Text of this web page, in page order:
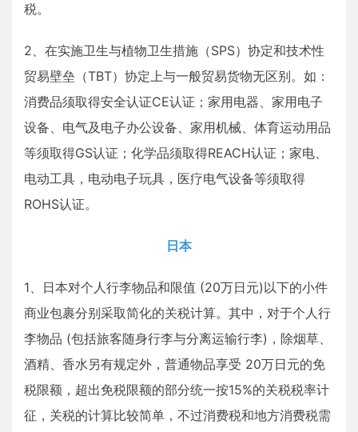
税。
2、在实施卫生与植物卫生措施（SPS）协定和技术性
贸易壁垒（TBT）协定上与一般贸易货物无区别。如：
消费品须取得安全认证CE认证；家用电器、家用电子
设备、电气及电子办公设备、家用机械、体育运动用品
等须取得GS认证；化学品须取得REACH认证；家电、
电动工具，电动电子玩具，医疗电气设备等须取得
ROHS认证。
日本
1、日本对个人行李物品和限值 (20万日元)以下的小件
商业包裹分别采取简化的关税计算。其中，对于个人行
李物品 (包括旅客随身行李与分离运输行李)，除烟草、
酒精、香水另有规定外，普通物品享受 20万日元的免
税限额，超出免税限额的部分统一按15%的关税税率计
征，关税的计算比较简单，不过消费税和地方消费税需